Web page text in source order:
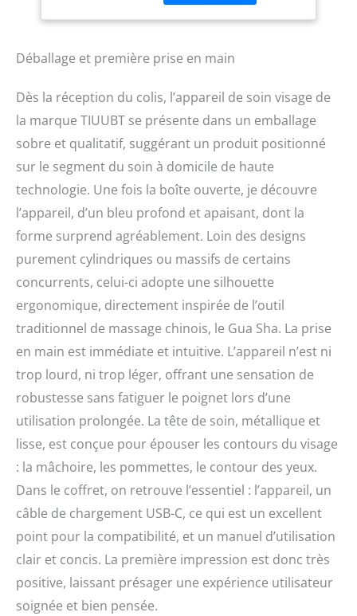
Design Gua Sha
pour Routine
enrichir la routine de
soins de la peau. La
favorise une agréable
donne au teint une
apparence détendue.
Appareil de soin
multifonction pour la
maison : RadiLift S6
combine la fréquence
radio, les EMS, le Gua
Sha, la chaleur et le
refroidissement en un
seul appareil. Ainsi, vous
obtenez de nombreuses
quotidiens de la peau –
dans le confort de votre
propre maison.
Technologie EMS pour
des soins du visage
relaxants : les impulsions
micro-courants de 90 kHz
offrent une stimulation
douce qui favorise le
bien-être et complète
soins du visage pour une
sensation de fraîcheur
sur la peau. Massage
Gua Sha et soin de la
température : le design
ergonomique Gua Sha
est complété par une
fonction de chaleur et de
Déballage et première prise en main
Dès la réception du colis, l’appareil de soin visage de
la marque TIUUBT se présente dans un emballage
sobre et qualitatif, suggérant un produit positionné
sur le segment du soin à domicile de haute
technologie. Une fois la boîte ouverte, je découvre
l’appareil, d’un bleu profond et apaisant, dont la
forme surprend agréablement. Loin des designs
purement cylindriques ou massifs de certains
concurrents, celui-ci adopte une silhouette
ergonomique, directement inspirée de l’outil
traditionnel de massage chinois, le Gua Sha. La prise
en main est immédiate et intuitive. L’appareil n’est ni
trop lourd, ni trop léger, offrant une sensation de
robustesse sans fatiguer le poignet lors d’une
utilisation prolongée. La tête de soin, métallique et
lisse, est conçue pour épouser les contours du visage
: la mâchoire, les pommettes, le contour des yeux.
Dans le coffret, on retrouve l’essentiel : l’appareil, un
câble de chargement USB-C, ce qui est un excellent
point pour la compatibilité, et un manuel d’utilisation
clair et concis. La première impression est donc très
positive, laissant présager une expérience utilisateur
soignée et bien pensée.